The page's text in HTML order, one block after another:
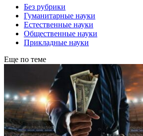
Без рубрики
Гуманитарные науки
Естественные науки
Общественные науки
Прикладные науки
Еще по теме